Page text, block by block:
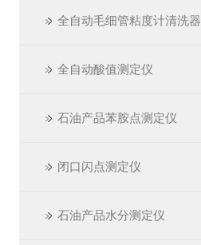
全自动毛细管粘度计清洗器
全自动酸值测定仪
石油产品苯胺点测定仪
闭口闪点测定仪
石油产品水分测定仪